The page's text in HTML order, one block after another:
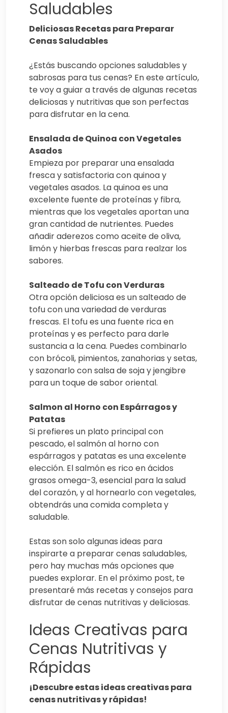
Saludables
Deliciosas Recetas para Preparar
Cenas Saludables
¿Estás buscando opciones saludables y
sabrosas para tus cenas? En este artículo,
te voy a guiar a través de algunas recetas
deliciosas y nutritivas que son perfectas
para disfrutar en la cena.
Ensalada de Quinoa con Vegetales
Asados
Empieza por preparar una ensalada
fresca y satisfactoria con quinoa y
vegetales asados. La quinoa es una
excelente fuente de proteínas y fibra,
mientras que los vegetales aportan una
gran cantidad de nutrientes. Puedes
añadir aderezos como aceite de oliva,
limón y hierbas frescas para realzar los
sabores.
Salteado de Tofu con Verduras
Otra opción deliciosa es un salteado de
tofu con una variedad de verduras
frescas. El tofu es una fuente rica en
proteínas y es perfecto para darle
sustancia a la cena. Puedes combinarlo
con brócoli, pimientos, zanahorias y setas,
y sazonarlo con salsa de soja y jengibre
para un toque de sabor oriental.
Salmon al Horno con Espárragos y
Patatas
Si prefieres un plato principal con
pescado, el salmón al horno con
espárragos y patatas es una excelente
elección. El salmón es rico en ácidos
grasos omega-3, esencial para la salud
del corazón, y al hornearlo con vegetales,
obtendrás una comida completa y
saludable.
Estas son solo algunas ideas para
inspirarte a preparar cenas saludables,
pero hay muchas más opciones que
puedes explorar. En el próximo post, te
presentaré más recetas y consejos para
disfrutar de cenas nutritivas y deliciosas.
Ideas Creativas para
Cenas Nutritivas y
Rápidas
¡Descubre estas ideas creativas para
cenas nutritivas y rápidas!